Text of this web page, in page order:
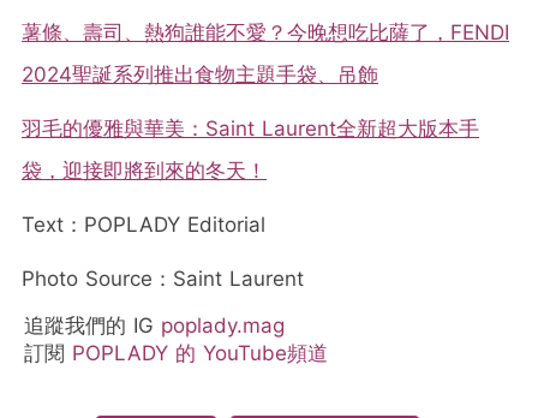
薯條、壽司、熱狗誰能不愛？今晚想吃比薩了，FENDI
2024聖誕系列推出食物主題手袋、吊飾
羽毛的優雅與華美：Saint Laurent全新超大版本手
袋，迎接即將到來的冬天！
Text：POPLADY Editorial
Photo Source：Saint Laurent
追蹤我們的 IG poplady.mag
訂閱 POPLADY 的 YouTube頻道